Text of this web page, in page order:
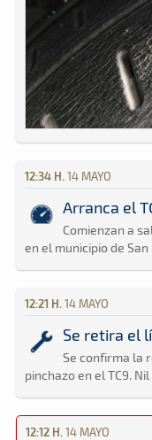
12:34 H. 14 MAYO
Arranca el
Comienzan a
en el municipio de
12:21 H. 14 MAYO
Se retira el
Se confirma la
pinchazo en el TC9.
12:12 H. 14 MAYO